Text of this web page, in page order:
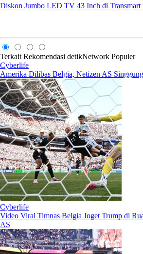
Diskon Jumbo LED TV 43 Inch di Transmart
Terkait Rekomendasi detikNetwork Populer
Cyberlife
Amerika Dilibas Belgia, Netizen AS
Cyberlife
Video Viral Timnas Belgia Joget Trump di
AS